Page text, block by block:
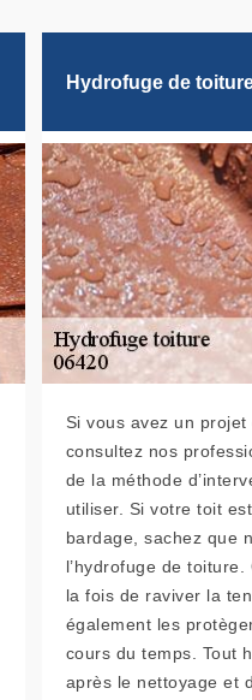
Hydrofuge de
Si vous avez un
consultez nos
de la méthode
utiliser. Si votre toit
bardage, sachez que
l’hydrofuge de
la fois de raviver la
également les
cours du temps. Tout
après le nettoyage et